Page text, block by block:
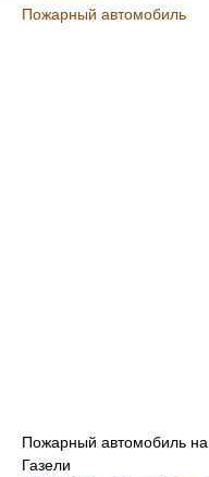
Пожарный автомобиль
Пожарный автомобиль
Газели